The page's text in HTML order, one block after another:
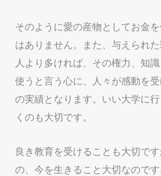
そのように愛の産物としてお金
はありません。また、与えられ
人より多ければ、その権力、知
使うと言う心に、人々が感動を
の実績となります。いい大学に
くのも大切です。
良き教育を受けることも大切で
の、今を生きること大切なのです